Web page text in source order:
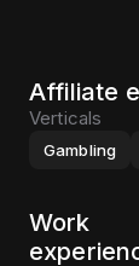
Affiliate
Verticals
Gambling
Work